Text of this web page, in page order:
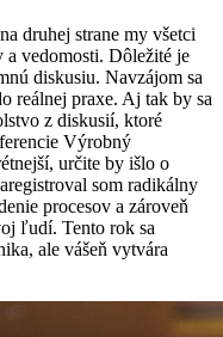
druhej strane my všetci
a vedomosti. Dôležité je
diskusiu. Navzájom sa
reálnej praxe. Aj tak by sa
z diskusií, ktoré
Výrobný
určite by išlo o
som radikálny
procesov a zároveň
ľudí. Tento rok sa
ale vášeň vytvára